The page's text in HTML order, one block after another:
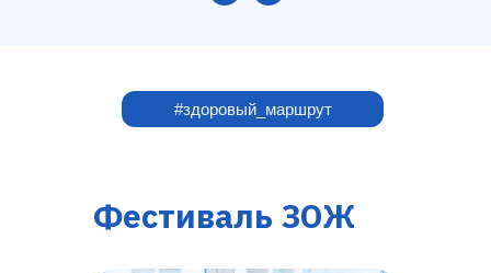
#здоровый_маршрут
Фестиваль ЗОЖ